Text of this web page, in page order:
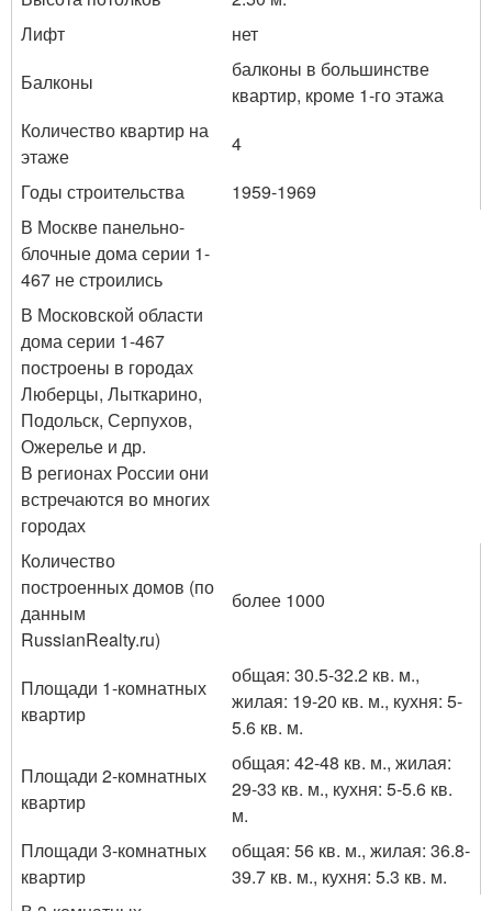
Лифт
нет
Балконы
балконы в большинстве
квартир, кроме 1-го этажа
Количество квартир на
этаже
4
Годы строительства
1959-1969
В Москве панельно-
блочные дома серии 1-
467 не строились
В Московской области
дома серии 1-467
построены в городах
Люберцы, Лыткарино,
Подольск, Серпухов,
Ожерелье и др.
В регионах России они
встречаются во многих
городах
Количество
построенных домов (по
данным
RussianRealty.ru)
более 1000
Площади 1-комнатных
квартир
общая: 30.5-32.2 кв. м.,
жилая: 19-20 кв. м., кухня: 5-
5.6 кв. м.
Площади 2-комнатных
квартир
общая: 42-48 кв. м., жилая:
29-33 кв. м., кухня: 5-5.6 кв.
м.
Площади 3-комнатных
квартир
общая: 56 кв. м., жилая: 36.8-
39.7 кв. м., кухня: 5.3 кв. м.